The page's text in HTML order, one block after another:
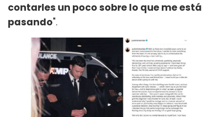
contarles un poco sobre lo que me está
pasando".